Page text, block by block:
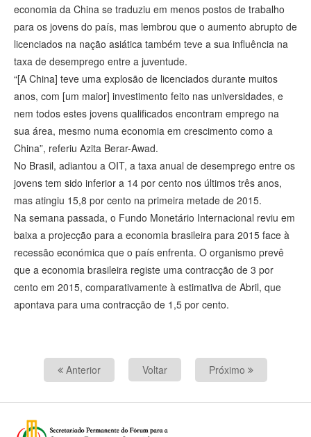
economia da China se traduziu em menos postos de trabalho
para os jovens do país, mas lembrou que o aumento abrupto de
licenciados na nação asiática também teve a sua influência na
taxa de desemprego entre a juventude.
“[A China] teve uma explosão de licenciados durante muitos
anos, com [um maior] investimento feito nas universidades, e
nem todos estes jovens qualificados encontram emprego na
sua área, mesmo numa economia em crescimento como a
China”, referiu Azita Berar-Awad.
No Brasil, adiantou a OIT, a taxa anual de desemprego entre os
jovens tem sido inferior a 14 por cento nos últimos três anos,
mas atingiu 15,8 por cento na primeira metade de 2015.
Na semana passada, o Fundo Monetário Internacional reviu em
baixa a projecção para a economia brasileira para 2015 face à
recessão económica que o país enfrenta. O organismo prevê
que a economia brasileira registe uma contracção de 3 por
cento em 2015, comparativamente à estimativa de Abril, que
apontava para uma contracção de 1,5 por cento.
Anterior Voltar Próximo